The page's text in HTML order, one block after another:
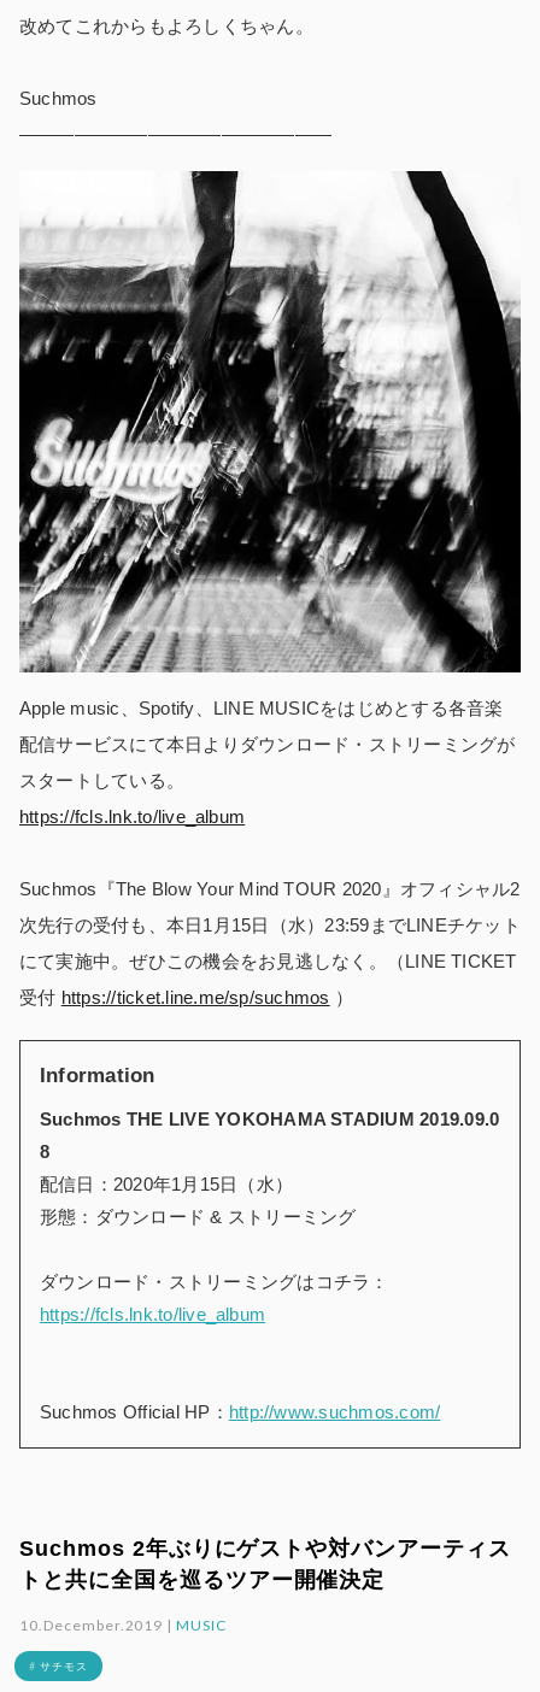
改めてこれからもよろしくちゃん。
Suchmos
—————————————————
Apple music、Spotify、LINE MUSICをはじめとする各音楽
配信サービスにて本日よりダウンロード・ストリーミングが
スタートしている。
https://fcls.lnk.to/live_album
Suchmos『The Blow Your Mind TOUR 2020』オフィシャル2
次先行の受付も、本日1月15日（水）23:59までLINEチケット
にて実施中。ぜひこの機会をお見逃しなく。（LINE TICKET
受付 https://ticket.line.me/sp/suchmos ）
Information
Suchmos THE LIVE YOKOHAMA STADIUM 2019.09.0
8
配信日：2020年1月15日（水）
形態：ダウンロード & ストリーミング
ダウンロード・ストリーミングはコチラ：
https://fcls.lnk.to/live_album
Suchmos Official HP： http://www.suchmos.com/
Suchmos 2年ぶりにゲストや対バンアーティス
トと共に全国を巡るツアー開催決定
10.December.2019 |MUSIC
# サチモス